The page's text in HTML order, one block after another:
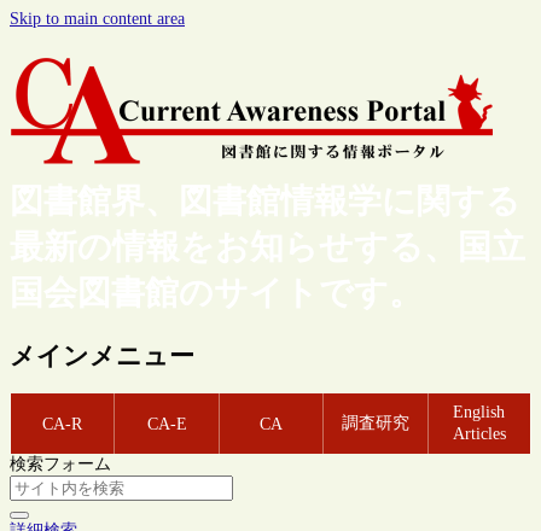
Skip to main content area
図書館界、図書館情報学に関する
最新の情報をお知らせする、国立
国会図書館のサイトです。
メインメニュー
CA-R CA-E CA 調査研究
English
Articles
検索フォーム